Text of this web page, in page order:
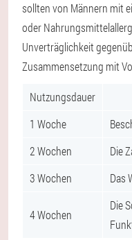
sollten von Männern mit
oder
Unverträglichkeit
Zusammensetzung mit
Nutzungsdauer
1 Woche
2 Wochen
Die
3 Wochen
Das
4 Wochen
Die